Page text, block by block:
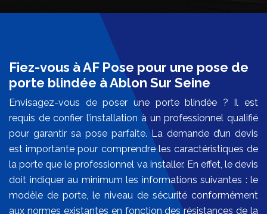
Fiez-vous à AF Pose pour une pose de
porte blindée à Ablon Sur Seine
Envisagez-vous de poser une porte blindée ? Il est
requis de confier l’installation à un professionnel qualifié
pour garantir sa pose parfaite. La demande d’un devis
est importante pour comprendre les caractéristiques de
la porte que le professionnel va installer. En effet, le devis
doit indiquer au minimum les informations suivantes : le
modèle de porte, le niveau de sécurité conformément
aux normes existantes en fonction des résistances de la